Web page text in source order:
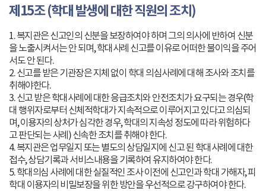
제15조 (학대 발생에 대한 직원의 조치)
1. 복지관은 신고인의 신분을 보장하여야 하며 그의 의사에 반하여 신분
을 노출시켜서는 안 되며, 학대사례 신고를 이유로 어떠한 불이익을 주어
서도 안 된다.
2. 신고를 받은 기관장은 지체 없이 학대 의심사례에 대해 조사와 조치를
취해야한다.
3. 신고 받은 학대사례에 대한 응급조치와 안전조치가 요구되는 경우(학
대 행위자로부터 신체적학대가 지속적으로 이루어지고 있다고 의심되
며, 이용자의 상처가 심각한 경우, 학대의 지속성 정도에 따라 위험하다
고 판단되는 사례) 신속한 조치를 취해야 한다.
4. 복지관은 업무일지 또는 별도의 상담일지에 신고 된 학대사례에 대한
접수, 상담기록과 서비스내용을 기록하여 유지하여야 한다.
5. 학대의심 사례에 대한 실질적인 조사 이전에 신고인과 학대 가해자, 피
학대 이용자의 비밀보장을 위한 방안을 우선적으로 강구하여야 한다.